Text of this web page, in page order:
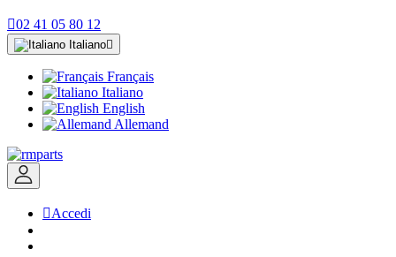
02 41 05 80 12
Italiano
Français
Italiano
English
Allemand
Accedi